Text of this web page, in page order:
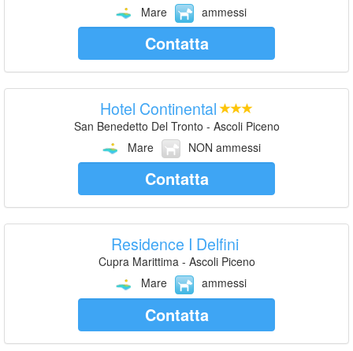
Mare
ammessi
Contatta
Hotel Continental
San Benedetto Del Tronto - Ascoli Piceno
Mare
NON ammessi
Contatta
Residence I Delfini
Cupra Marittima - Ascoli Piceno
Mare
ammessi
Contatta